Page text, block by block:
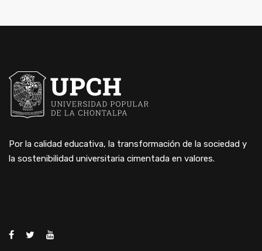
Por la calidad educativa, la transformación de la sociedad y
la sostenibilidad universitaria cimentada en valores.